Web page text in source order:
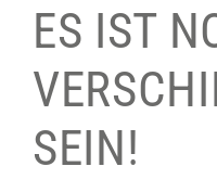
ES IST
SEIN!